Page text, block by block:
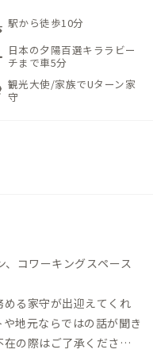
駅から徒歩10分
日本の夕陽百選キララビー
チまで車5分
観光大使/家族でUターン家
守
コワーキングスペース
る家守が出迎えてくれ
地元ならではの話が聞き
の際はご了承くださ